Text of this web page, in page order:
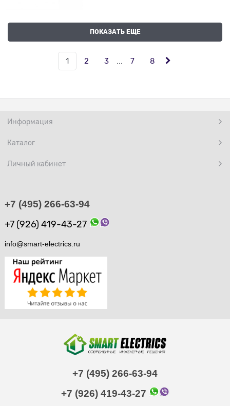
ПОКАЗАТЬ ЕЩЕ
1 2 3 7 8
Информация
Каталог
Личный кабинет
+7 (495) 266-63-94
+7 (926) 419-43-27
info@smart-electrics.ru
+7 (495) 266-63-94
+7 (926) 419-43-27